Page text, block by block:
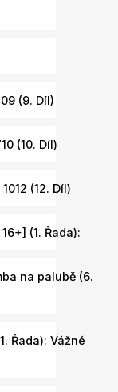
(9. Díl)
(10. Díl)
(12. Díl)
(1. Řada):
na palubě (6.
Řada): Vážné